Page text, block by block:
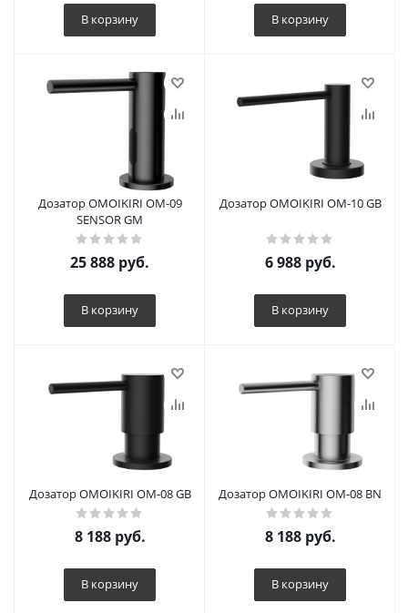
В корзину В корзину
Дозатор OMOIKIRI OM-09
SENSOR GM
25 888 руб.
В корзину
Дозатор OMOIKIRI OM-10 GB
6 988руб.
В корзину
Дозатор OMOIKIRI OM-08 GB
8 188руб.
В корзину
Дозатор OMOIKIRI OM-08 BN
8 188руб.
В корзину